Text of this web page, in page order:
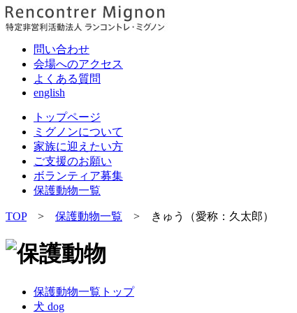
問い合わせ
会場へのアクセス
よくある質問
english
トップページ
ミグノンについて
家族に迎えたい方
ご支援のお願い
ボランティア募集
保護動物一覧
TOP> 保護動物一覧 > きゅう（愛称：久太郎）
保護動物一覧トップ
犬 dog